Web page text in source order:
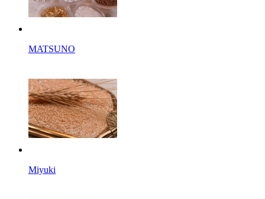
MATSUNO
Miyuki